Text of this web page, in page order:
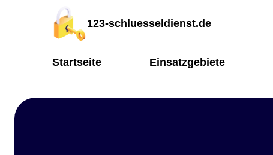
123-schluesseldienst.de
Startseite Einsatzgebiete